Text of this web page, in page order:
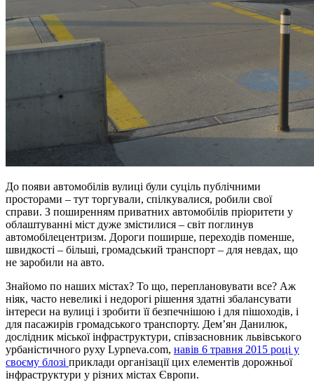
До появи автомобілів вулиці були суціль публічними
просторами – тут торгували, спілкувалися, робили свої
справи. З поширенням приватних автомобілів пріоритети у
облаштуванні міст дуже змістилися – світ поглинув
автомобілецентризм. Дороги поширше, переходів поменше,
швидкості – більші, громадський транспорт – для невдах, що
не заробили на авто.
Знайомо по наших містах? То що, переплановувати все? Аж
ніяк, часто невеликі і недорогі рішення здатні збалансувати
інтереси на вулиці і зробити її безпечнішою і для пішоходів, і
для пасажирів громадського транспорту. Дем’ян Данилюк,
дослідник міської інфраструктури, співзасновник львівського
урбаністичного руху Lypneva.com, навів 6 травня 2015 році у
своєму блозі приклади організації цих елементів дорожньої
інфраструктури у різних містах Європи.